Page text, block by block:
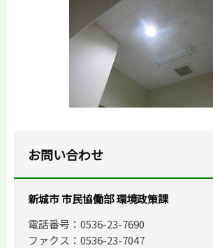
お問い合わせ
新城市 市民協働部 環境政策課
電話番号：0536-23-7690
ファクス：0536-23-7047